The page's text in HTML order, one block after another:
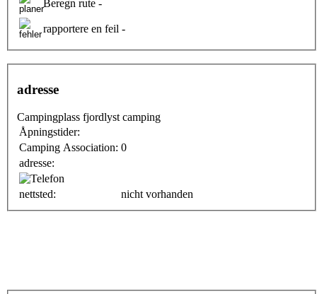
Beregn rute -
rapportere en feil -
adresse
Campingplass fjordlyst camping
Åpningstider:
Camping Association: 0
adresse:
nettsted: nicht vorhanden